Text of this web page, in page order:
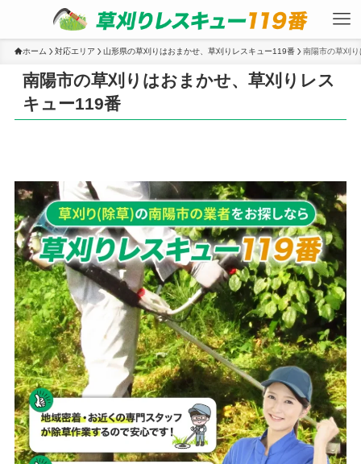
ホーム 対応エリア 山形県の草刈りはおまかせ、草刈りレスキュー119番 南陽市の草刈
南陽市の草刈りはおまかせ、草刈りレス
キュー119番